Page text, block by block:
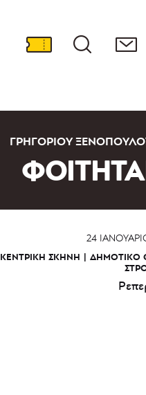
ΓΡΗΓΌΡΙΟΥ
24
ΚΕΝΤΡΙΚΉ ΣΚΗΝΉ
ΔΗΜΟΤΙΚΌ